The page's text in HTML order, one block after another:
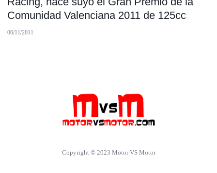
Comunidad Valenciana 2011 de 125cc
06/11/2011
Copyright © 2023 Motor VS Motor